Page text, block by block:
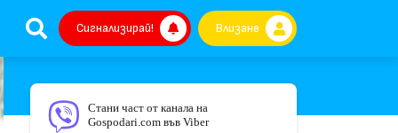
Сигнализирай! Влизане
Стани част от канала на
Gospodari.com във Viber